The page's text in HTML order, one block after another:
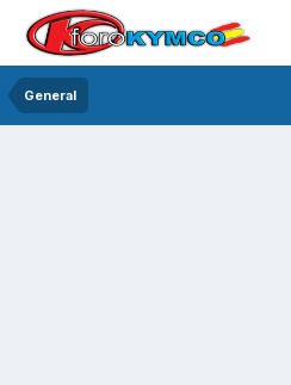
General